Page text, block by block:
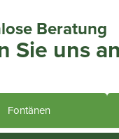
Beratung
Sie uns
Fontänen